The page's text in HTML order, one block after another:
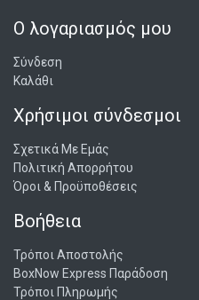
Ο λογαριασμός μου
Σύνδεση
Καλάθι
Χρήσιμοι σύνδεσμοι
Σχετικά Με Εμάς
Πολιτική Απορρήτου
Όροι & Προϋποθέσεις
Βοήθεια
Τρόποι Αποστολής
BoxNow Express Παράδοση
Τρόποι Πληρωμής